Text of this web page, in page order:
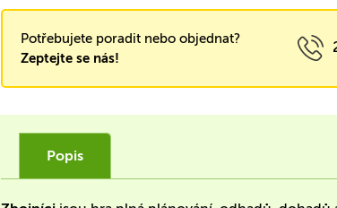
Potřebujete poradit nebo objednat?
Zeptejte se nás!
Popis